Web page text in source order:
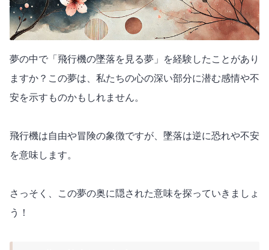
夢の中で「飛行機の墜落を見る夢」を経験したことがあり
ますか？この夢は、私たちの心の深い部分に潜む感情や不
安を示すものかもしれません。
飛行機は自由や冒険の象徴ですが、墜落は逆に恐れや不安
を意味します。
さっそく、この夢の奥に隠された意味を探っていきましょ
う！